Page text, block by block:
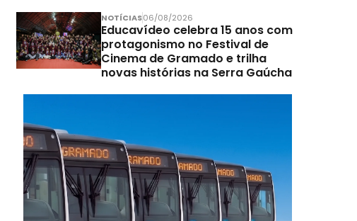
NOTÍCIAS06/08/2026
Educavídeo celebra 15 anos com
protagonismo no Festival de
Cinema de Gramado e trilha
novas histórias na Serra Gaúcha